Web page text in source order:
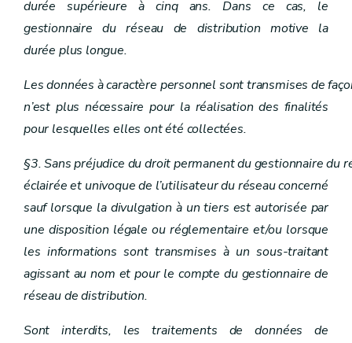
durée supérieure à cinq ans. Dans ce cas, le
gestionnaire du réseau de distribution motive la
durée plus longue.
Les données à caractère personnel sont transmises de
n’est plus nécessaire pour la réalisation des finalités
pour lesquelles elles ont été collectées.
§3. Sans préjudice du droit permanent du gestionnaire du
éclairée et univoque de l’utilisateur du réseau concerné
sauf lorsque la divulgation à un tiers est autorisée par
une disposition légale ou réglementaire et/ou lorsque
les informations sont transmises à un sous-traitant
agissant au nom et pour le compte du gestionnaire de
réseau de distribution.
Sont interdits, les traitements de données de